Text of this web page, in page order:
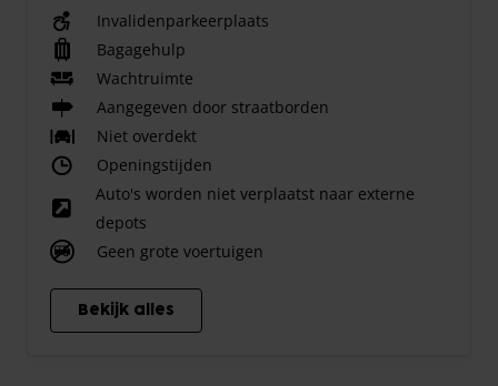
Invalidenparkeerplaats
Bagagehulp
Wachtruimte
Aangegeven door straatborden
Niet overdekt
Openingstijden
Auto's worden niet verplaatst naar externe
depots
Geen grote voertuigen
Bekijk alles